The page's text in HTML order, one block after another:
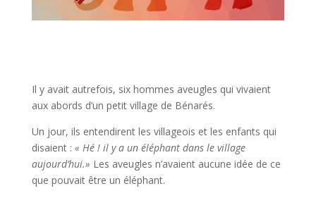
Il y avait autrefois, six hommes aveugles qui vivaient
aux abords d’un petit village de Bénarés.
Un jour, ils entendirent les villageois et les enfants qui
disaient : « Hé ! il y a un éléphant dans le village
aujourd’hui.» Les aveugles n’avaient aucune idée de ce
que pouvait être un éléphant.